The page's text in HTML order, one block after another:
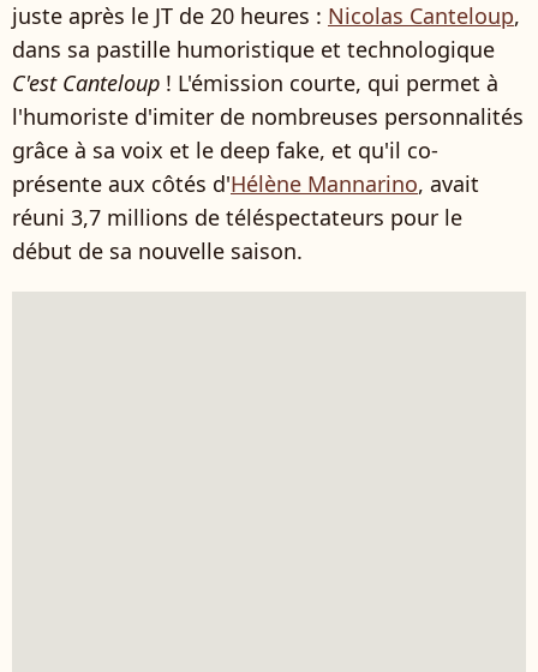
juste après le JT de 20 heures : Nicolas Canteloup,
dans sa pastille humoristique et technologique
C'est Canteloup ! L'émission courte, qui permet à
l'humoriste d'imiter de nombreuses personnalités
grâce à sa voix et le deep fake, et qu'il co-
présente aux côtés d'Hélène Mannarino, avait
réuni 3,7 millions de téléspectateurs pour le
début de sa nouvelle saison.